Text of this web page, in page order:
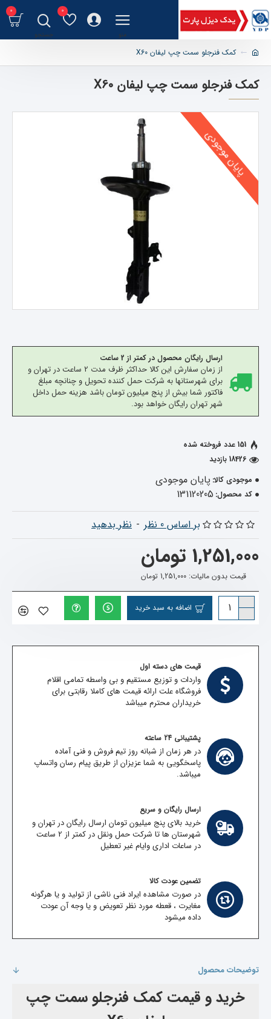
0
0
کمک فنرجلو سمت چپ لیفان X60
کمک فنرجلو سمت چپ لیفان X60
پایان موجودی
ارسال رایگان محصول در کمتر از 2 ساعت
از زمان سفارش این کالا حداکثر ظرف مدت 2 ساعت در تهران و
برای شهرستانها به شرکت حمل کننده تحویل و چنانچه مبلغ
فاکتور شما بیش از پنج میلیون تومان باشد هزینه حمل داخل
شهر تهران رایگان خواهد بود.
موجودی کالا: پایان موجودی
کد محصول: 131120205
151 عدد فروخته شده
18426 بازدید
بر اساس 0 نظر - نظر بدهید
1,251,000 تومان
قیمت بدون مالیات: 1,251,000 تومان
اضافه به سبد خرید
قیمت های دسته اول
واردات و توزیع مستقیم و بی واسطه تمامی اقلام
فروشگاه علت ارائه قیمت های کاملا رقابتی برای
خریداران محترم میباشد
پشتیبانی 24 ساعته
در هر زمان از شبانه روز تیم فروش و فنی آماده
پاسخگویی به شما عزیزان از طریق پیام رسان واتساپ
میباشد.
ارسال رایگان و سریع
خرید بالای پنج میلیون تومان ارسال رایگان در تهران و
شهرستان ها تا شرکت حمل ونقل در کمتر از 2 ساعت
در ساعات اداری وایام غیر تعطیل
تضمین عودت کالا
در صورت مشاهده ایراد فنی ناشی از تولید و یا هرگونه
مغایرت ، قعطه مورد نظر تعویض و یا وجه آن عودت
داده میشود
توضیحات محصول
خرید و قیمت کمک فنرجلو سمت چپ